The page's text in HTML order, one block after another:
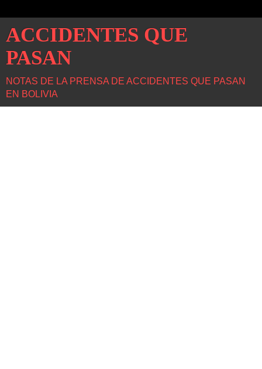
ACCIDENTES QUE
PASAN
NOTAS DE LA PRENSA DE ACCIDENTES QUE PASAN
EN BOLIVIA